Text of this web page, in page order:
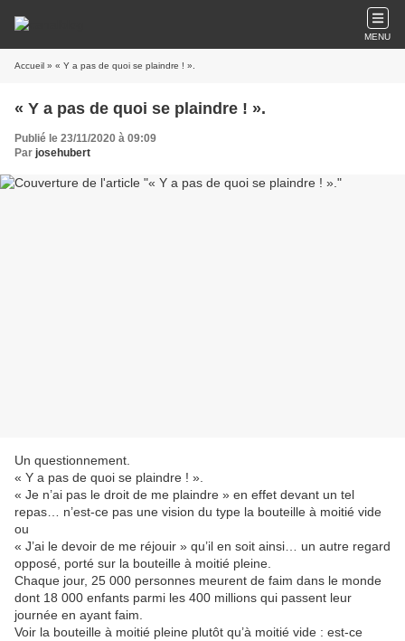
MENU
Accueil » « Y a pas de quoi se plaindre ! ».
« Y a pas de quoi se plaindre ! ».
Publié le 23/11/2020 à 09:09
Par josehubert
Un questionnement.
« Y a pas de quoi se plaindre ! ».
« Je n’ai pas le droit de me plaindre » en effet devant un tel
repas… n’est-ce pas une vision du type la bouteille à moitié vide
ou
« J’ai le devoir de me réjouir » qu’il en soit ainsi… un autre regard
opposé, porté sur la bouteille à moitié pleine.
Chaque jour, 25 000 personnes meurent de faim dans le monde
dont 18 000 enfants parmi les 400 millions qui passent leur
journée en ayant faim.
Voir la bouteille à moitié pleine plutôt qu’à moitié vide : est-ce